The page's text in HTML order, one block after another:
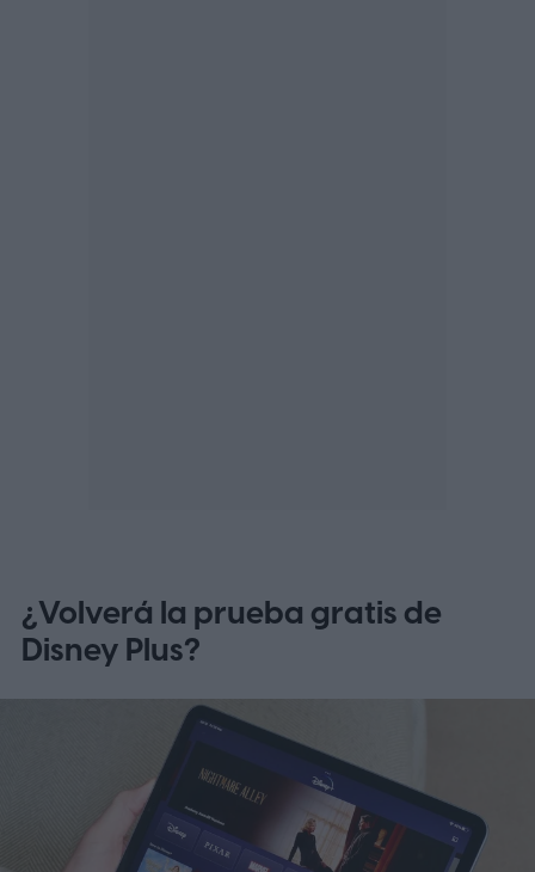
¿Volverá la prueba gratis de
Disney Plus?